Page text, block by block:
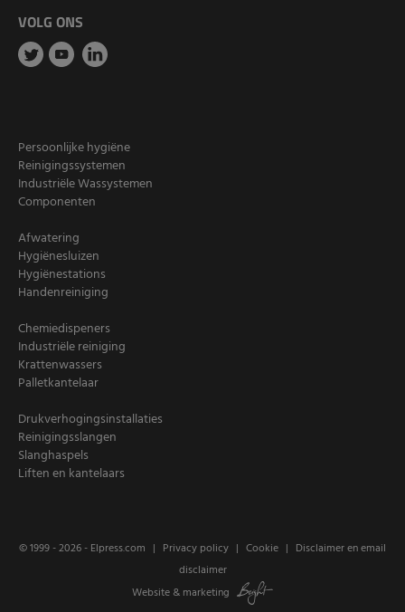
VOLG ONS
Persoonlijke hygiëne
Reinigingssystemen
Industriële Wassystemen
Componenten
Afwatering
Hygiënesluizen
Hygiënestations
Handenreiniging
Chemiedispeners
Industriële reiniging
Krattenwassers
Palletkantelaar
Drukverhogingsinstallaties
Reinigingsslangen
Slanghaspels
Liften en kantelaars
© 1999 - 2026 - Elpress.com Privacy policy Cookie
Disclaimer en email
disclaimer
Website & marketing